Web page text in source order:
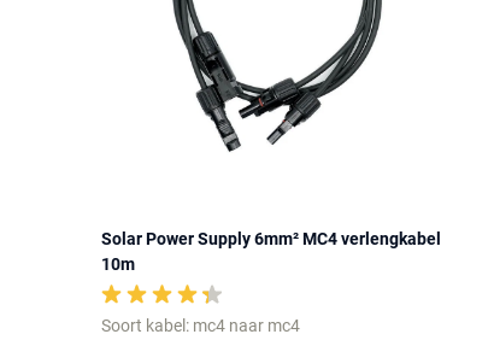
Solar Power Supply 6mm² MC4 verlengkabel
10m
Soort kabel: mc4 naar mc4